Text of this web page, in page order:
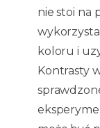
nie stoi na
koloru i
Kontrasty